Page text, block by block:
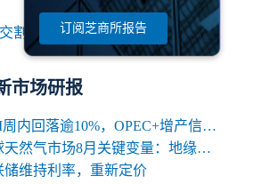
割 中长期利率期货交割方式
市场研报
WTI周内回落逾10%，OPEC+增产信号背后的多空暗涌
全球天然气市场8月关键变量：地缘、天气与库存
储维持利率，重新定价
订阅芝商所报告